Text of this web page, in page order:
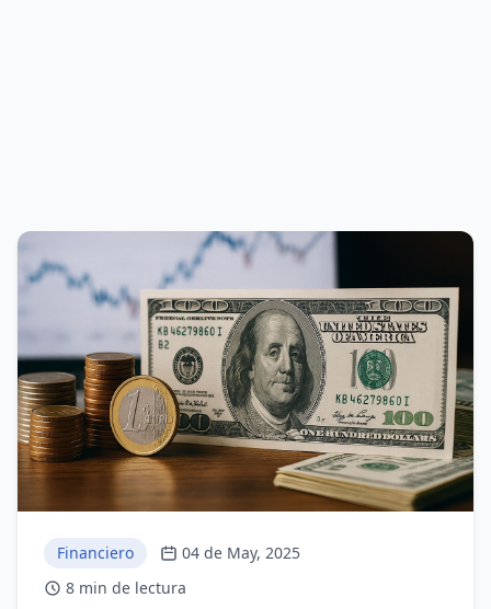
Financiero
04 de May, 2025
8 min de lectura